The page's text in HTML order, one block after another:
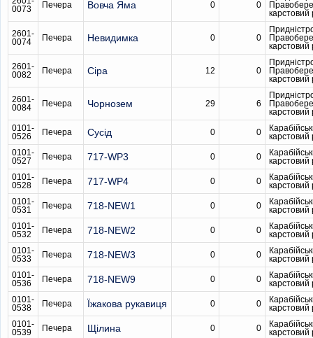
0073
Печера Вовча Яма 0 0
карстовий
2601-
0074
Печера Невидимка 0 0
карстовий
2601-
0082
Печера Сіра 12 0
карстовий
2601-
0084
Печера Чорнозем 29 6
карстовий
0101-
0526
Печера Сусід 0 0
карстовий
0101-
0527
Печера 717-WP3 0 0
карстовий
0101-
0528
Печера 717-WP4 0 0
карстовий
0101-
0531
Печера 718-NEW1 0 0
карстовий
0101-
0532
Печера 718-NEW2 0 0
карстовий
0101-
0533
Печера 718-NEW3 0 0
карстовий
0101-
0536
Печера 718-NEW9 0 0
карстовий
0101-
0538
Печера Їжакова рукавиця 0 0
карстовий
0101-
0539
Печера Щілина 0 0
карстовий